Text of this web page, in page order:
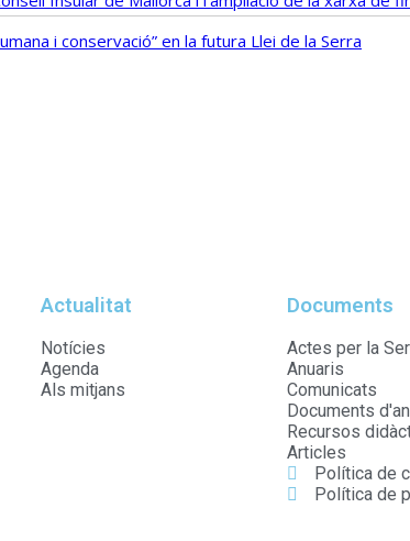
i conservació” en la futura Llei de la Serra
Actualitat
Notícies
Agenda
Als mitjans
Documents
Actes per la
Anuaris
Comunicats
Documents
Recursos
Articles
Política de
Política de